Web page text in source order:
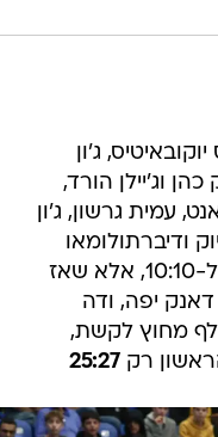
ג'ון
וג'יילן הורד,
עמית גרשון, ג'ון
ודיברתולומאו
צלפו שלשות וקבעו 5:8, ביי איזן ל-10:10, אלא שאז
יפה, ודה
גרשון צלף מחוץ לקשת,
25:27